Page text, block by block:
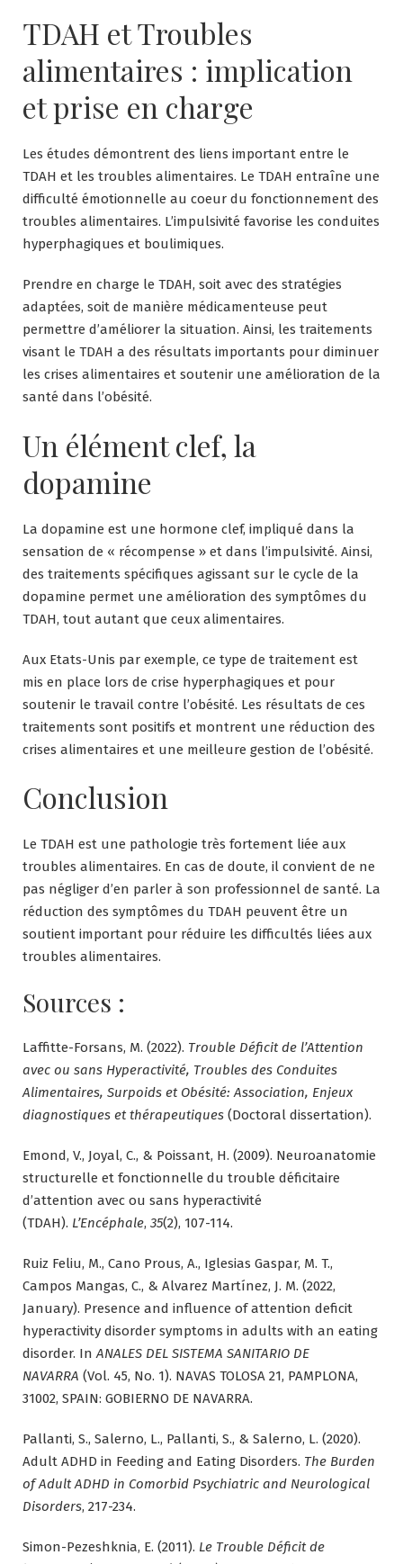
TDAH et Troubles
alimentaires : implication
et prise en charge
Les études démontrent des liens important entre le
TDAH et les troubles alimentaires. Le TDAH entraîne une
difficulté émotionnelle au coeur du fonctionnement des
troubles alimentaires. L’impulsivité favorise les conduites
hyperphagiques et boulimiques.
Prendre en charge le TDAH, soit avec des stratégies
adaptées, soit de manière médicamenteuse peut
permettre d’améliorer la situation. Ainsi, les traitements
visant le TDAH a des résultats importants pour diminuer
les crises alimentaires et soutenir une amélioration de la
santé dans l’obésité.
Un élément clef, la
dopamine
La dopamine est une hormone clef, impliqué dans la
sensation de « récompense » et dans l’impulsivité. Ainsi,
des traitements spécifiques agissant sur le cycle de la
dopamine permet une amélioration des symptômes du
TDAH, tout autant que ceux alimentaires.
Aux Etats-Unis par exemple, ce type de traitement est
mis en place lors de crise hyperphagiques et pour
soutenir le travail contre l’obésité. Les résultats de ces
traitements sont positifs et montrent une réduction des
crises alimentaires et une meilleure gestion de l’obésité.
Conclusion
Le TDAH est une pathologie très fortement liée aux
troubles alimentaires. En cas de doute, il convient de ne
pas négliger d’en parler à son professionnel de santé. La
réduction des symptômes du TDAH peuvent être un
soutient important pour réduire les difficultés liées aux
troubles alimentaires.
Sources :
Laffitte-Forsans, M. (2022). Trouble Déficit de l’Attention
avec ou sans Hyperactivité, Troubles des Conduites
Alimentaires, Surpoids et Obésité: Association, Enjeux
diagnostiques et thérapeutiques (Doctoral dissertation).
Emond, V., Joyal, C., & Poissant, H. (2009). Neuroanatomie
structurelle et fonctionnelle du trouble déficitaire
d’attention avec ou sans hyperactivité
(TDAH). L’Encéphale, 35(2), 107-114.
Ruiz Feliu, M., Cano Prous, A., Iglesias Gaspar, M. T.,
Campos Mangas, C., & Alvarez Martínez, J. M. (2022,
January). Presence and influence of attention deficit
hyperactivity disorder symptoms in adults with an eating
disorder. InANALES DEL SISTEMA SANITARIO DE
NAVARRA (Vol. 45, No. 1). NAVAS TOLOSA 21, PAMPLONA,
31002, SPAIN: GOBIERNO DE NAVARRA.
Pallanti, S., Salerno, L., Pallanti, S., & Salerno, L. (2020).
Adult ADHD in Feeding and Eating Disorders. The Burden
of Adult ADHD in Comorbid Psychiatric and Neurological
Disorders, 217-234.
Simon-Pezeshknia, E. (2011). Le Trouble Déficit de